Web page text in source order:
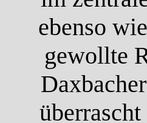
ebenso
gewollte